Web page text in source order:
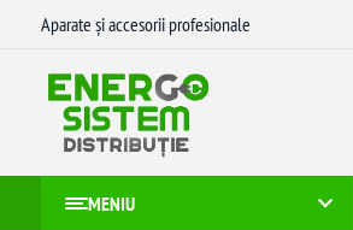
Aparate și accesorii profesionale
MENIU